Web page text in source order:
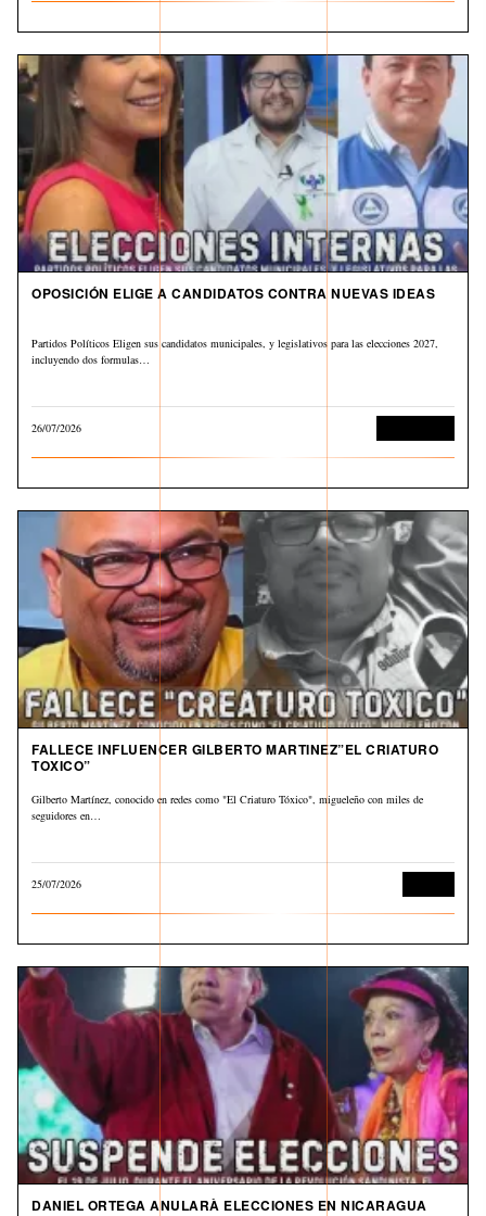
OPOSICIÓN ELIGE A CANDIDATOS CONTRA NUEVAS IDEAS
Partidos Políticos Eligen sus candidatos municipales, y legislativos para las elecciones 2027,
incluyendo dos formulas…
26/07/2026
FALLECE INFLUENCER GILBERTO MARTINEZ”EL CRIATURO
TOXICO”
Gilberto Martínez, conocido en redes como "El Criaturo Tóxico", migueleño con miles de
seguidores en…
25/07/2026
DANIEL ORTEGA ANULARÀ ELECCIONES EN NICARAGUA